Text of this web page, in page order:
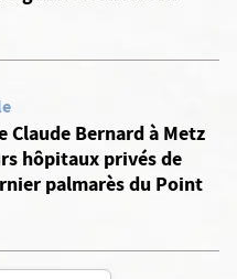
Claude Bernard à Metz
hôpitaux privés de
palmarès du Point